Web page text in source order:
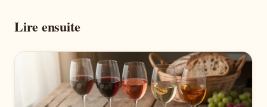
Lire ensuite